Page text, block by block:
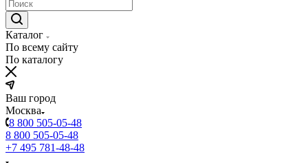
Каталог
По всему сайту
По каталогу
Ваш город
Москва
8 800 505-05-48
8 800 505-05-48
+7 495 781-48-48